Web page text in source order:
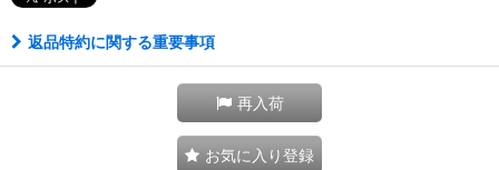
返品特約に関する重要事項
再入荷
お気に入り登録